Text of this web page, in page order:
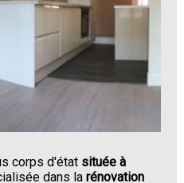
corps d'état située à
dans larénovation